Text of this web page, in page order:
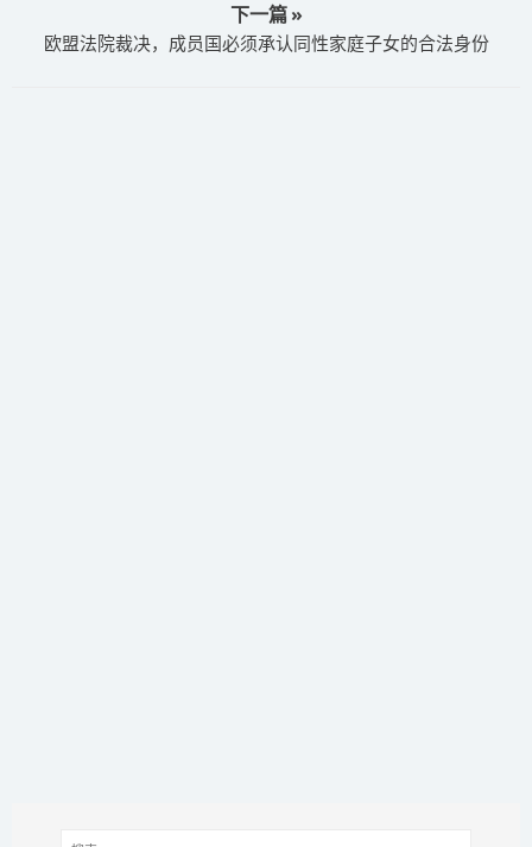
下一篇 »
欧盟法院裁决，成员国必须承认同性家庭子女的合法身份